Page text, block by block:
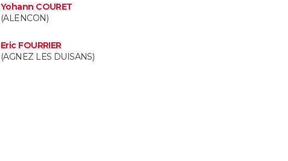
Yohann COURET
(ALENCON)
Eric FOURRIER
(AGNEZ LES DUISANS)